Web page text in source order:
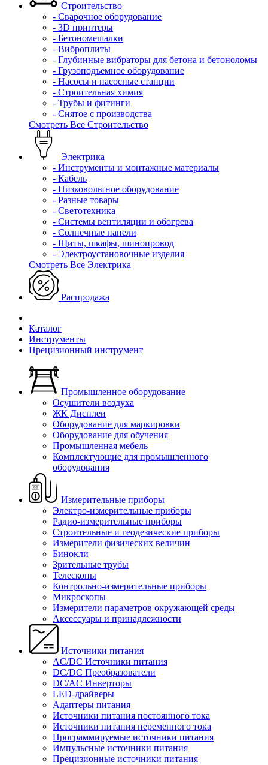
Строительство
- Сварочное оборудование
- 3D принтеры
- Бетономешалки
- Виброплиты
- Глубинные вибраторы для бетона и бетоноломы
- Грузоподъемное оборудование
- Насосы и насосные станции
- Строительная химия
- Трубы и фитинги
- Снятое с производства
Смотреть Все Строительство
Электрика
- Инструменты и монтажные материалы
- Кабель
- Низковольтное оборудование
- Разные товары
- Светотехника
- Системы вентиляции и обогрева
- Солнечные панели
- Щиты, шкафы, шинопровод
- Электроустановочные изделия
Смотреть Все Электрика
Распродажа
Каталог
Инструменты
Прецизионный инструмент
Промышленное оборудование
Осушители воздуха
ЖК Дисплеи
Оборудование для маркировки
Оборудование для обучения
Промышленная мебель
Комплектующие для промышленного
оборудования
Измерительные приборы
Электро-измерительные приборы
Радио-измерительные приборы
Строительные и геодезические приборы
Измерители физических величин
Бинокли
Зрительные трубы
Телескопы
Контрольно-измерительные приборы
Микроскопы
Измерители параметров окружающей среды
Аксессуары и принадлежности
Источники питания
AC/DC Источники питания
DC/DC Преобразователи
DC/AC Инверторы
LED-драйверы
Адаптеры питания
Источники питания постоянного тока
Источники питания переменного тока
Программируемые источники питания
Импульсные источники питания
Прецизионные источники питания